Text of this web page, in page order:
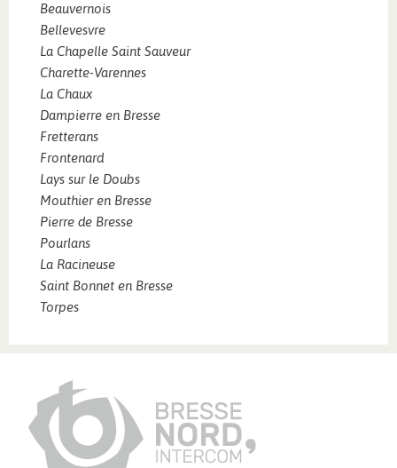
Beauvernois
Bellevesvre
La Chapelle Saint Sauveur
Charette-Varennes
La Chaux
Dampierre en Bresse
Fretterans
Frontenard
Lays sur le Doubs
Mouthier en Bresse
Pierre de Bresse
Pourlans
La Racineuse
Saint Bonnet en Bresse
Torpes